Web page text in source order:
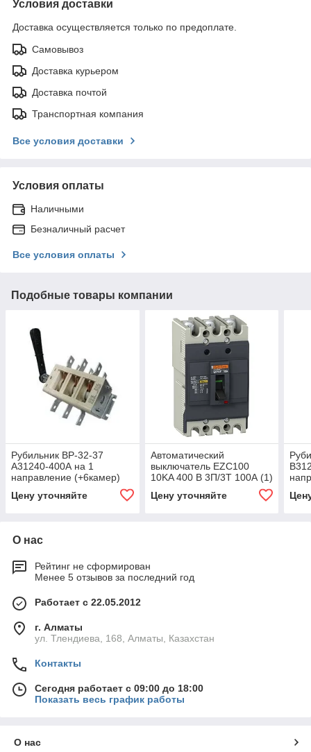
Условия доставки
Доставка осуществляется только по предоплате.
Самовывоз
Доставка курьером
Доставка почтой
Транспортная компания
Все условия доставки
Условия оплаты
Наличными
Безналичный расчет
Все условия оплаты
Подобные товары компании
Рубильник ВР-32-37
А31240-400А на 1
направление (+6камер)
Цену уточняйте
Автоматический
выключатель EZC100
10KA 400 B 3П/3T 100А (1)
Цену уточняйте
О нас
Рейтинг не сформирован
Менее 5 отзывов за последний год
Работает с 22.05.2012
г. Алматы
ул. Тлендиева, 168, Алматы, Казахстан
Контакты
Сегодня работает с 09:00 до 18:00
Показать весь график работы
О нас